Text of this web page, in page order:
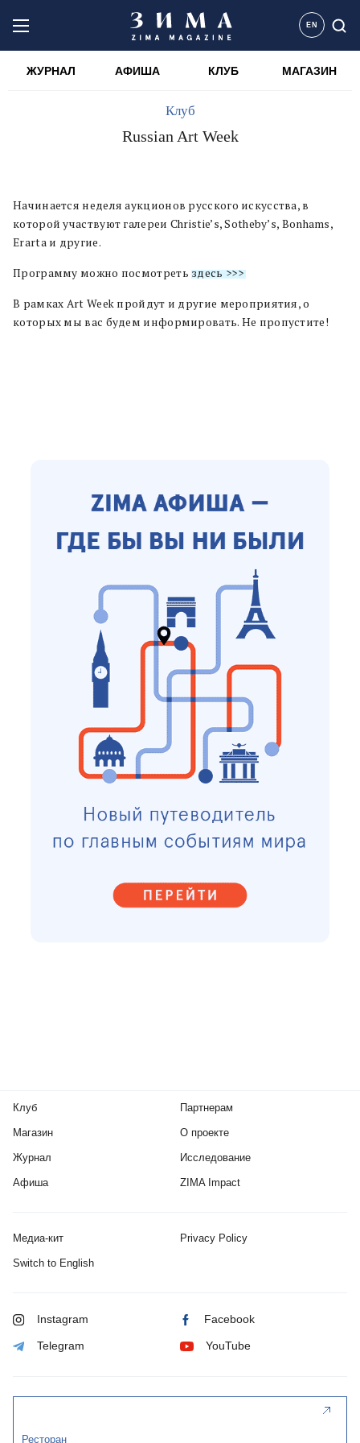
EN
ЖУРНАЛ АФИША КЛУБ МАГАЗИН
Клуб
Russian Art Week
Начинается неделя аукционов русского искусства, в
которой участвуют галереи Christie’s, Sotheby’s, Bonhams,
Erarta и другие.
Программу можно посмотреть здесь >>>
В рамках Art Week пройдут и другие мероприятия, о
которых мы вас будем информировать. Не пропустите!
Клуб
Магазин
Журнал
Афиша
Партнерам
О проекте
Исследование
ZIMA Impact
Медиа-кит Privacy Policy
Switch to English
Instagram Facebook
Telegram YouTube
Ресторан